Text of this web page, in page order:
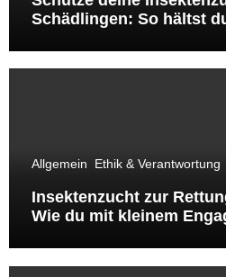
Schädlingen: So hältst
Allgemein Ethik & Verantwortung
Insektenzucht zur
Wie du mit kleinem